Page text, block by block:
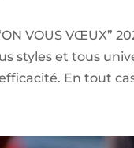
VOUS VŒUX”
styles et tous
En tout